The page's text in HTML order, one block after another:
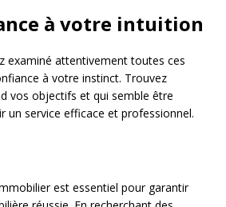
à votre intuition
examiné attentivement toutes ces
à votre instinct. Trouvez
vos objectifs et qui semble être
un service efficace et professionnel.
est essentiel pour garantir